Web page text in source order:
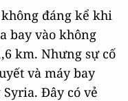
đáng kể khi
bay vào không
km. Nhưng sự cố
và máy bay
Đây có vẻ